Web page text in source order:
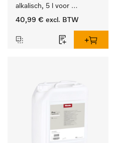
alkalisch, 5 l voor
materiaalbesparende,
laboratoriumglasw. en -
40,99 € excl. BTW